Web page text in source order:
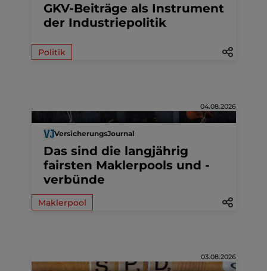
GKV-Beiträge als Instrument
der Industriepolitik
Politik
04.08.2026
VersicherungsJournal
Das sind die langjährig
fairsten Maklerpools und -
verbünde
Maklerpool
03.08.2026